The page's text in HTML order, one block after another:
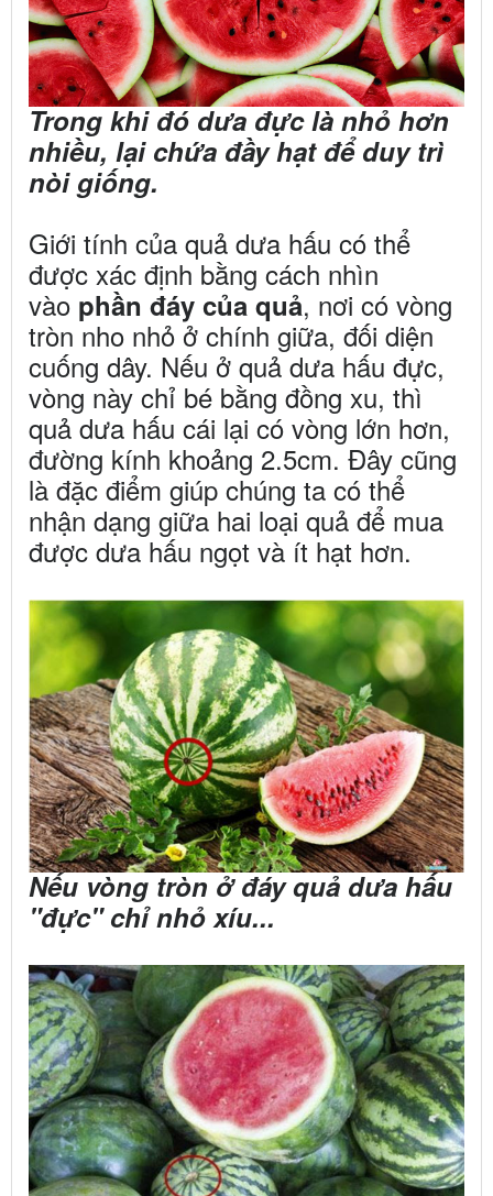
Trong khi đó dưa đực là nhỏ hơn
nhiều, lại chứa đầy hạt để duy trì
nòi giống.
Giới tính của quả dưa hấu có thể
được xác định bằng cách nhìn
vào phần đáy của quả, nơi có vòng
tròn nho nhỏ ở chính giữa, đối diện
cuống dây. Nếu ở quả dưa hấu đực,
vòng này chỉ bé bằng đồng xu, thì
quả dưa hấu cái lại có vòng lớn hơn,
đường kính khoảng 2.5cm. Đây cũng
là đặc điểm giúp chúng ta có thể
nhận dạng giữa hai loại quả để mua
được dưa hấu ngọt và ít hạt hơn.
Nếu vòng tròn ở đáy quả dưa hấu
"đực" chỉ nhỏ xíu...